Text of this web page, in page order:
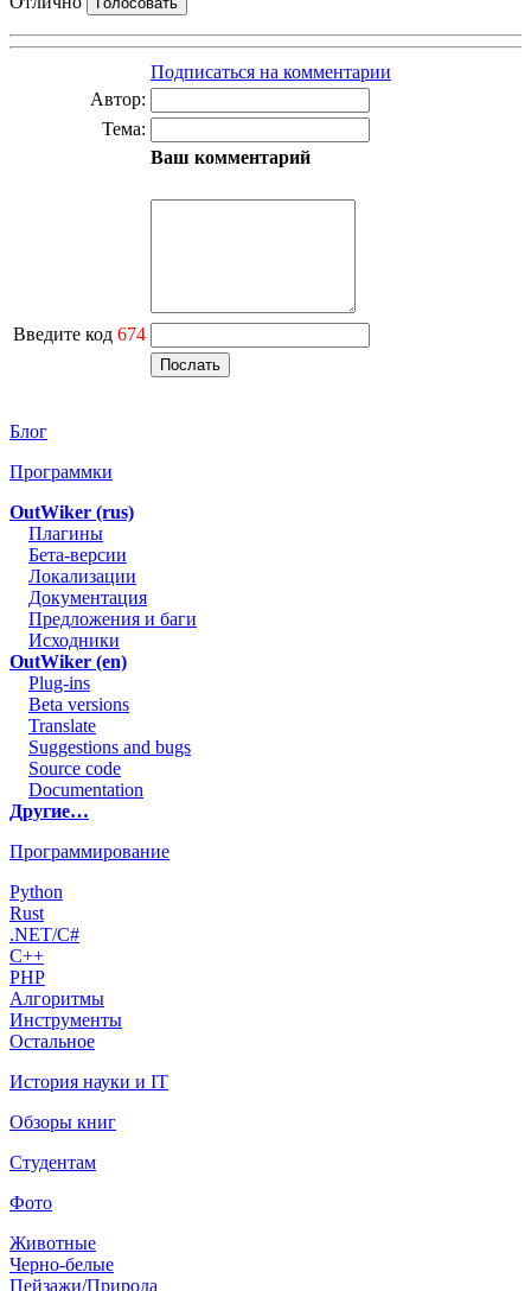
Подписаться на комментарии
Автор:
Тема:
Ваш комментарий
Введите код 674
Блог
Программки
OutWiker (rus)
Плагины
Бета-версии
Локализации
Документация
Предложения и баги
Исходники
OutWiker (en)
Plug-ins
Beta versions
Translate
Suggestions and bugs
Source code
Documentation
Другие…
Программирование
Python
Rust
.NET/C#
C++
PHP
Алгоритмы
Инструменты
Остальное
История науки и IT
Обзоры книг
Студентам
Фото
Животные
Черно-белые
Пейзажи/Природа